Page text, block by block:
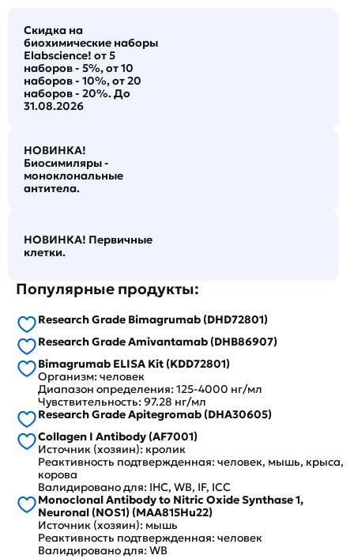
Скидка на
биохимические наборы
Elabscience! от 5
наборов - 5%, от 10
наборов - 10%, от 20
наборов - 20%. До
31.08.2026
НОВИНКА!
Биосимиляры -
моноклональные
антитела.
НОВИНКА! Первичные
клетки.
Популярные продукты:
Research Grade Bimagrumab (DHD72801)
Research Grade Amivantamab (DHB86907)
Bimagrumab ELISA Kit (KDD72801)
Организм: человек
Диапазон определения: 125-4000 нг/мл
Чувствительность: 97.28 нг/мл
Research Grade Apitegromab (DHA30605)
Collagen I Antibody (AF7001)
Источник (хозяин): кролик
Реактивность подтвержденная: человек, мышь, крыса,
корова
Валидировано для: IHC, WB, IF, ICC
Monoclonal Antibody to Nitric Oxide Synthase 1,
Neuronal (NOS1) (MAA815Hu22)
Источник (хозяин): мышь
Реактивность подтвержденная: человек
Валидировано для: WB